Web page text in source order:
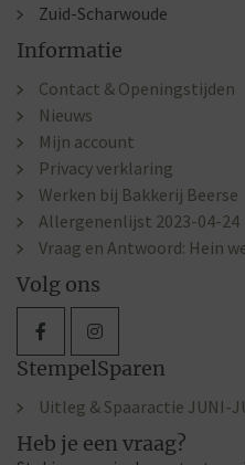
Zuid-Scharwoude
Informatie
Contact & Openingstijden
Nieuws
Mijn account
Privacy verklaring
Werken bij Bakkerij Beerse
Allergenenlijst 2023-04-24
Vraag en Antwoord: Hein
Volg ons
StempelSparen
Uitleg & Spaaractie JUNI-
Heb je een vraag?